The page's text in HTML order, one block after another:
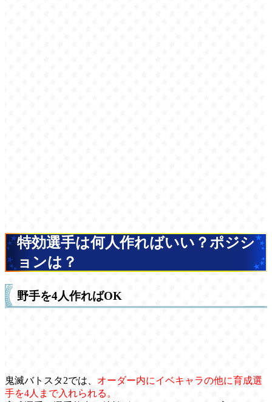
特効選手は何人作ればいい？ポジシ
ョンは？
野手を4人作ればOK
鬼滅バトスタ2では、 オーダー内にイベキャラの他に育成選
手を4人まで入れられる。